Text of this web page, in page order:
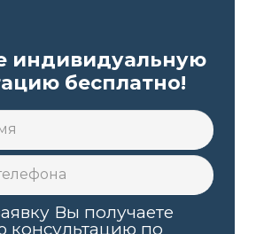
индивидуальную
бесплатно!
Вы получаете
консультацию по